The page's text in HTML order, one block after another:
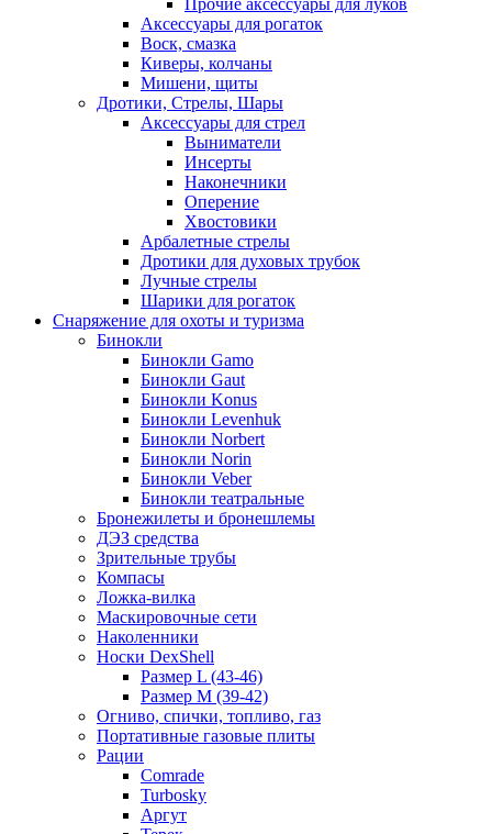
Аксессуары для рогаток
Воск, смазка
Киверы, колчаны
Мишени, щиты
Дротики, Стрелы, Шары
Аксессуары для стрел
Выниматели
Инсерты
Наконечники
Оперение
Хвостовики
Арбалетные стрелы
Дротики для духовых трубок
Лучные стрелы
Шарики для рогаток
Снаряжение для охоты и туризма
Бинокли
Бинокли Gamo
Бинокли Gaut
Бинокли Konus
Бинокли Levenhuk
Бинокли Norbert
Бинокли Norin
Бинокли Veber
Бинокли театральные
Бронежилеты и бронешлемы
ДЭЗ средства
Зрительные трубы
Компасы
Ложка-вилка
Маскировочные сети
Наколенники
Носки DexShell
Размер L (43-46)
Размер M (39-42)
Огниво, спички, топливо, газ
Портативные газовые плиты
Рации
Comrade
Turbosky
Аргут